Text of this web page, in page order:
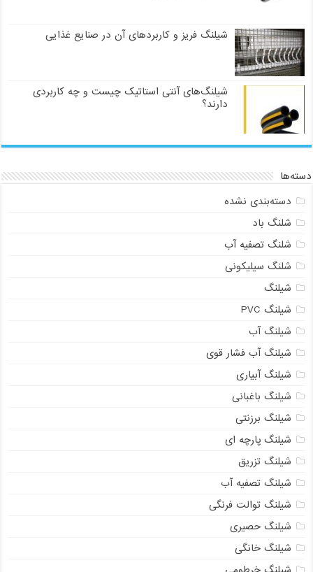
شیلنگ فریز و کاربردهای آن در صنایع غذایی
شیلنگ‌های آنتی استاتیک چیست و چه کاربردی
دارند؟
دسته‌ها
دسته‌بندی نشده
شلنگ باد
شلنگ تصفیه آب
شلنگ سیلیکونی
شیلنگ
شیلنگ PVC
شیلنگ آب
شیلنگ آب فشار قوی
شیلنگ آبیاری
شیلنگ باغبانی
شیلنگ برزنتی
شیلنگ پارچه ای
شیلنگ تزریق
شیلنگ تصفیه آب
شیلنگ توالت فرنگی
شیلنگ حصیری
شیلنگ خانگی